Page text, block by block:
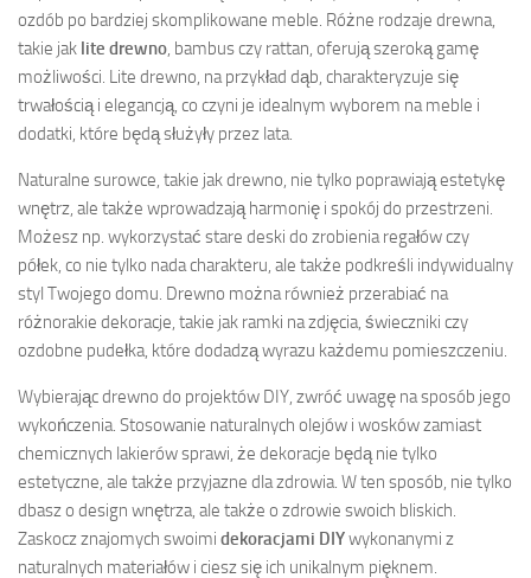
ozdób po bardziej skomplikowane meble. Różne rodzaje drewna,
takie jak lite drewno, bambus czy rattan, oferują szeroką gamę
możliwości. Lite drewno, na przykład dąb, charakteryzuje się
trwałością i elegancją, co czyni je idealnym wyborem na meble i
dodatki, które będą służyły przez lata.
Naturalne surowce, takie jak drewno, nie tylko poprawiają estetykę
wnętrz, ale także wprowadzają harmonię i spokój do przestrzeni.
Możesz np. wykorzystać stare deski do zrobienia regałów czy
półek, co nie tylko nada charakteru, ale także podkreśli indywidualny
styl Twojego domu. Drewno można również przerabiać na
różnorakie dekoracje, takie jak ramki na zdjęcia, świeczniki czy
ozdobne pudełka, które dodadzą wyrazu każdemu pomieszczeniu.
Wybierając drewno do projektów DIY, zwróć uwagę na sposób jego
wykończenia. Stosowanie naturalnych olejów i wosków zamiast
chemicznych lakierów sprawi, że dekoracje będą nie tylko
estetyczne, ale także przyjazne dla zdrowia. W ten sposób, nie tylko
dbasz o design wnętrza, ale także o zdrowie swoich bliskich.
Zaskocz znajomych swoimi dekoracjami DIYwykonanymi z
naturalnych materiałów i ciesz się ich unikalnym pięknem.